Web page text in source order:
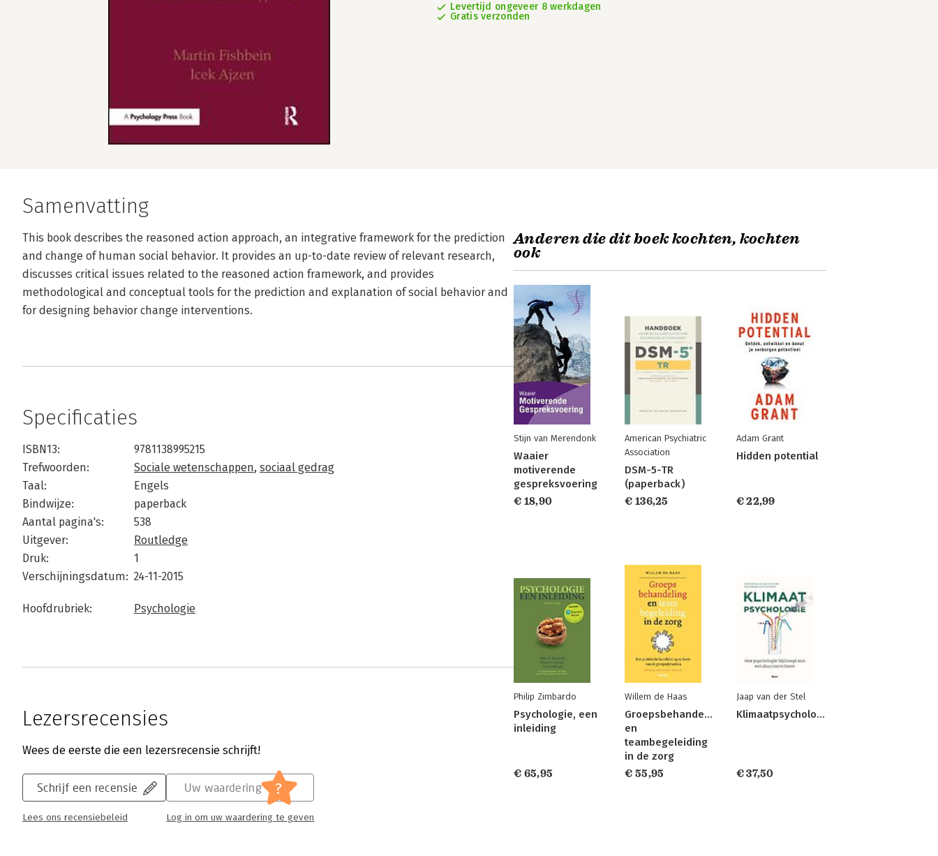
Levertijd ongeveer 8 werkdagen
Gratis verzonden
Samenvatting
This book describes the reasoned action approach, an integrative framework for the prediction
and change of human social behavior. It provides an up-to-date review of relevant research,
discusses critical issues related to the reasoned action framework, and provides
methodological and conceptual tools for the prediction and explanation of social behavior and
for designing behavior change interventions.
Specificaties
ISBN13:
9781138995215
Trefwoorden:
Sociale wetenschappen, sociaal gedrag
Taal:
Engels
Bindwijze:
paperback
Aantal pagina's:
538
Uitgever:
Routledge
Druk:
1
Verschijningsdatum: 24-11-2015
Hoofdrubriek: Psychologie
Lezersrecensies
Wees de eerste die een lezersrecensie schrijft!
Schrijf een recensie
Lees ons recensiebeleid
Uw waardering ?
Log in om uw waardering te geven
Anderen die dit boek kochten, kochten
ook
Stijn van Merendonk
Waaier
motiverende
gespreksvoering
€ 18,90
American Psychiatric
Association
DSM-5-TR
(paperback)
€ 136,25
Adam Grant
Hidden potential
€ 22,99
Philip Zimbardo
Psychologie, een
inleiding
€ 65,95
Willem de Haas
Groepsbehandeling
en
teambegeleiding
in de zorg
€ 55,95
Jaap van der Stel
Klimaatpsychologie
€ 37,50